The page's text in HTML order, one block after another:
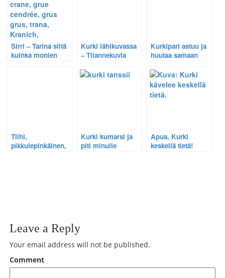
Sirri – Tarina siitä
kuinka monien
Kurki lähikuvassa
– Tilannekuvia
oraspellolla
Kurkipari astuu ja
huutaa samaan
Tilhi,
pikkulepinkäinen,
Kurki kumarsi ja
piti minulle
Apua, Kurki
keskellä tietä!
Leave a Reply
Your email address will not be published.
Comment